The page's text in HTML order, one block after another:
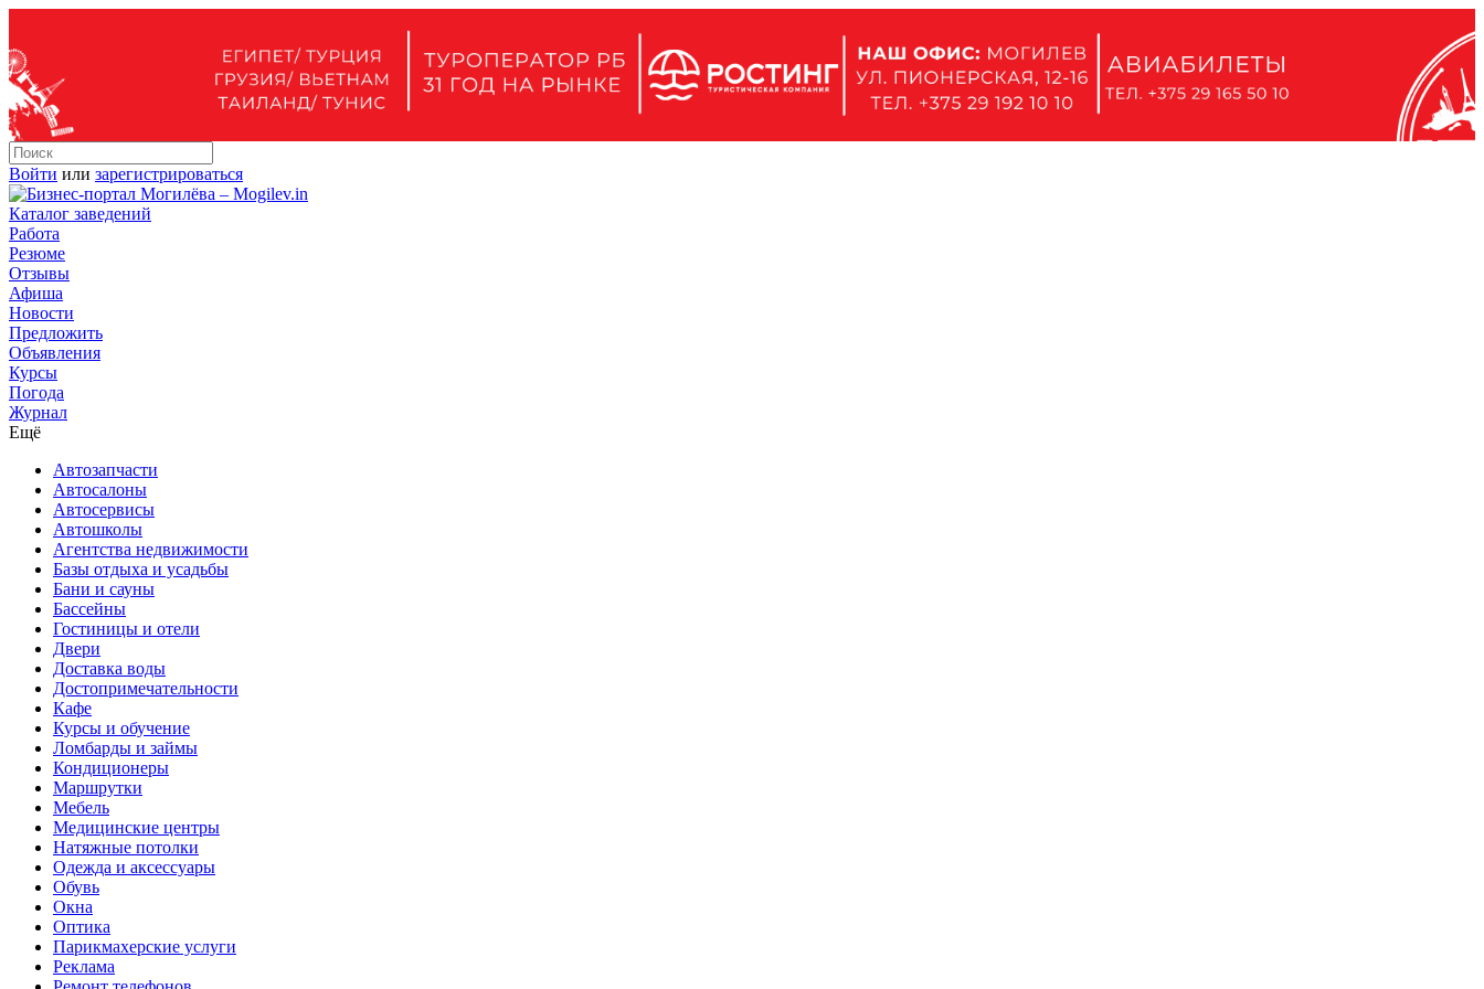
Войти или зарегистрироваться
Каталог заведений
Работа
Резюме
Отзывы
Афиша
Новости
Предложить
Объявления
Курсы
Погода
Журнал
Ещё
Автозапчасти
Автосалоны
Автосервисы
Автошколы
Агентства недвижимости
Базы отдыха и усадьбы
Бани и сауны
Бассейны
Гостиницы и отели
Двери
Доставка воды
Достопримечательности
Кафе
Курсы и обучение
Ломбарды и займы
Кондиционеры
Маршрутки
Мебель
Медицинские центры
Натяжные потолки
Одежда и аксессуары
Обувь
Окна
Оптика
Парикмахерские услуги
Реклама